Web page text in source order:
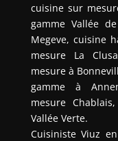
cuisine sur
gamme Vallée
Megeve, cuisine
mesure La
mesure à
gamme à
mesure
Vallée Verte.
Cuisiniste Viuz